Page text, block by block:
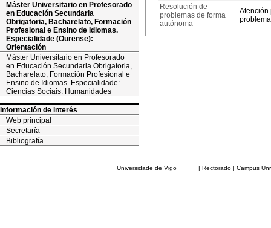
Máster Universitario en Profesorado
en Educación Secundaria
Obrigatoria, Bacharelato, Formación
Profesional e Ensino de Idiomas.
Especialidade (Ourense):
Orientación
Máster Universitario en Profesorado
en Educación Secundaria Obrigatoria,
Bacharelato, Formación Profesional e
Ensino de Idiomas. Especialidade:
Ciencias Sociais. Humanidades
Información de interés
Web principal
Secretaría
Bibliografía
Resolución de
problemas de forma
autónoma
Atención
Universidade de Vigo | Rectorado | Campus